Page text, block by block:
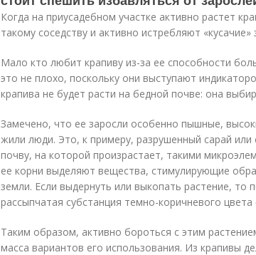
Когда на приусадебном участке активно растет
такому соседству и активно истребляют «кусачие»
Мало кто любит крапиву из-за ее способности
это не плохо, поскольку они выступают
крапива не будет расти на бедной почве: она
Замечено, что ее заросли особенно пышные,
жили люди. Это, к примеру, разрушенный сарай
почву, на которой произрастает, такими
ее корни выделяют вещества, стимулирующие
земли. Если выдернуть или выкопать растение, то
рассыпчатая субстанция темно-коричневого
Таким образом, активно бороться с этим
масса вариантов его использования. Из крапивы